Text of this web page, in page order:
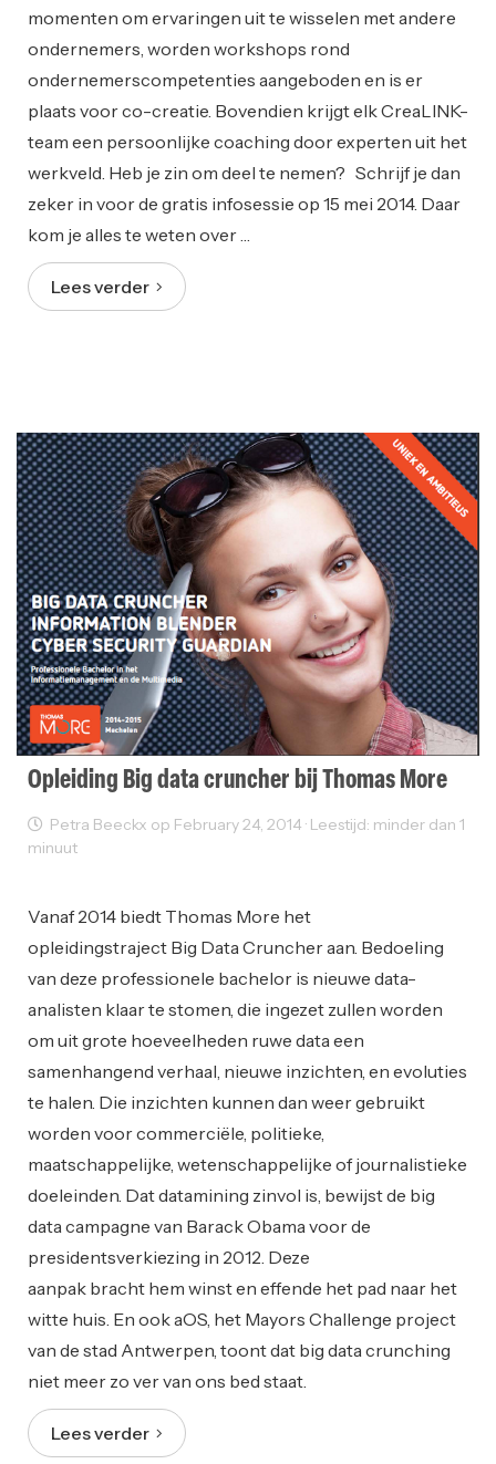
momenten om ervaringen uit te wisselen met andere
ondernemers, worden workshops rond
ondernemerscompetenties aangeboden en is er
plaats voor co-creatie. Bovendien krijgt elk CreaLINK-
team een persoonlijke coaching door experten uit het
werkveld. Heb je zin om deel te nemen? Schrijf je dan
zeker in voor de gratis infosessie op 15 mei 2014. Daar
kom je alles te weten over …
Lees verder
Opleiding Big data cruncher bij Thomas More
Petra Beeckx op February 24, 2014 · Leestijd: minder dan 1
minuut
Vanaf 2014 biedt Thomas More het
opleidingstraject Big Data Cruncher aan. Bedoeling
van deze professionele bachelor is nieuwe data-
analisten klaar te stomen, die ingezet zullen worden
om uit grote hoeveelheden ruwe data een
samenhangend verhaal, nieuwe inzichten, en evoluties
te halen. Die inzichten kunnen dan weer gebruikt
worden voor commerciële, politieke,
maatschappelijke, wetenschappelijke of journalistieke
doeleinden. Dat datamining zinvol is, bewijst de big
data campagne van Barack Obama voor de
presidentsverkiezing in 2012. Deze
aanpak bracht hem winst en effende het pad naar het
witte huis. En ook aOS, het Mayors Challenge project
van de stad Antwerpen, toont dat big data crunching
niet meer zo ver van ons bed staat.
Lees verder